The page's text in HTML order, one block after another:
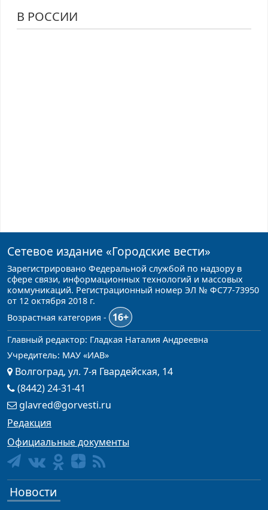
В РОССИИ
Сетевое издание «Городские вести»
Зарегистрировано Федеральной службой по надзору в
сфере связи, информационных технологий и массовых
коммуникаций. Регистрационный номер ЭЛ № ФС77-73950
от 12 октября 2018 г.
Возрастная категория -
16+
Главный редактор: Гладкая Наталия Андреевна
Учредитель: МАУ «ИАВ»
Волгоград, ул. 7-я Гвардейская, 14
(8442) 24-31-41
glavred@gorvesti.ru
Редакция
Официальные документы
Новости